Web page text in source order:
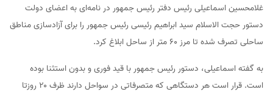
غلامحسین اسماعیلی رئیس دفتر رئیس جمهور در نامه‌ای به اعضای دولت
دستور حجت الاسلام سید ابراهیم رئیسی رئیس جمهور را برای آزادسازی مناطق
ساحلی تصرف شده تا مرز ۶۰ متر از ساحل ابلاغ کرد.
به گفته اسماعیلی، دستور رئیس جمهور با قید فوری و بدون استثنا بوده
است. قرار است هر دستگاهی که متصرفاتی در سواحل دارند ظرف ۲۰ روزتا